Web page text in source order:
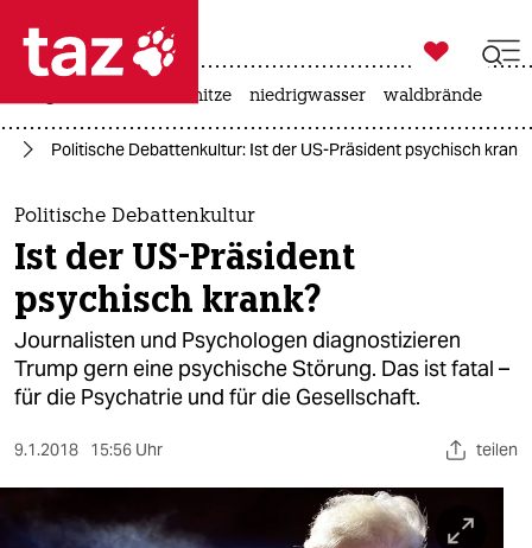
 taz zahl ich
taz zahl ich
themen
politik
öko
gesellschaft
sport
berlin

taz zahl ich
hitze niedrigwasser waldbrände
Politische Debattenkultur: Ist der US-Präsident psychisch
Politische Debattenkultur
Ist der US-Präsident
psychisch krank?
Journalisten und Psychologen diagnostizieren
Trump gern eine psychische Störung. Das ist fatal –
für die Psychatrie und für die Gesellschaft.
9.1.2018 15:56 Uhr teilen